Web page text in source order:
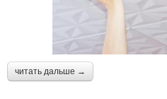
читать дальше →